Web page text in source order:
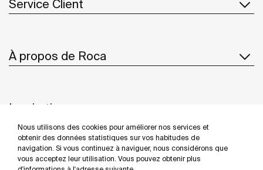
Nous utilisons des cookies pour améliorer nos services et
obtenir des données statistiques sur vos habitudes de
navigation. Si vous continuez à naviguer, nous considérons que
vous acceptez leur utilisation. Vous pouvez obtenir plus
Service Client
À propos de Roca
Inspiration
Suivez-nous